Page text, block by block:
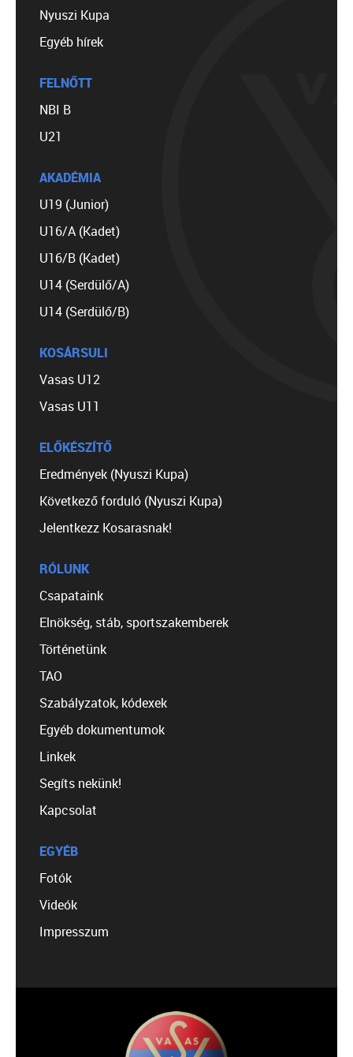
Nyuszi Kupa
Egyéb hírek
FELNŐTT
NBI B
U21
AKADÉMIA
U19 (Junior)
U16/A (Kadet)
U16/B (Kadet)
U14 (Serdülő/A)
U14 (Serdülő/B)
KOSÁRSULI
Vasas U12
Vasas U11
ELŐKÉSZÍTŐ
Eredmények (Nyuszi Kupa)
Következő forduló (Nyuszi Kupa)
Jelentkezz Kosarasnak!
RÓLUNK
Csapataink
Elnökség, stáb, sportszakemberek
Történetünk
TAO
Szabályzatok, kódexek
Egyéb dokumentumok
Linkek
Segíts nekünk!
Kapcsolat
EGYÉB
Fotók
Videók
Impresszum